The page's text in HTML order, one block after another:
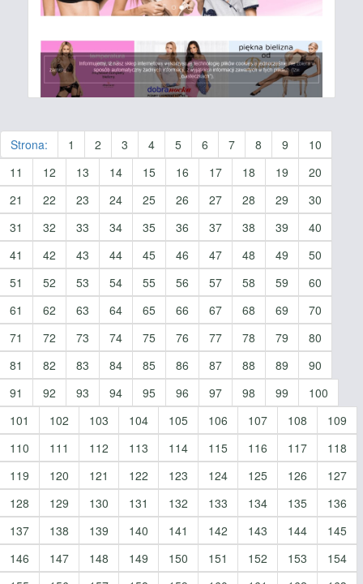
Strona: 1 2 3 4 5 6 7 8 9
10
11
12 13 14 15 16 17 18 19
20
21
22 23 24 25 26 27 28 29
30
31
32 33 34 35 36 37 38 39
40
41
42 43 44 45 46 47 48 49
50
51
52 53 54 55 56 57 58 59
60
61
62 63 64 65 66 67 68 69
70
71
72 73 74 75 76 77 78 79
80
81
82 83 84 85 86 87 88 89
90
91
92 93 94 95 96 97 98 99
100
101
102 103 104 105 106 107 108
109
110
111 112 113 114 115 116 117
118
119
120 121 122 123 124 125 126
127
128
129 130 131 132 133 134 135
136
137
138 139 140 141 142 143 144
145
146
147 148 149 150 151 152 153
154